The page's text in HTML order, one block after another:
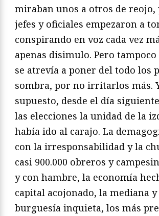
miraban unos a otros de reojo,
jefes y oficiales empezaron a
conspirando en voz cada vez
apenas disimulo. Pero
se atrevía a poner del todo los
sombra, por no irritarlos más.
supuesto, desde el día
las elecciones la unidad de la
había ido al carajo. La
con la irresponsabilidad y la
casi 900.000 obreros y
y con hambre, la economía
capital acojonado, la mediana
burguesía inquieta, los más